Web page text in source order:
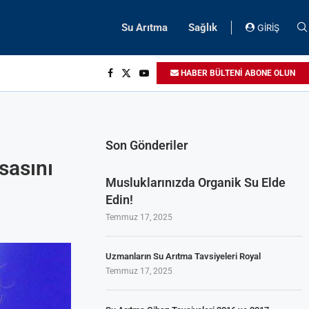
Su Arıtma Sağlık GİRİŞ
HABER BÜLTENİ ABONE OLUN
Son Gönderiler
Musluklarınızda Organik Su Elde
Edin!
Temmuz 17, 2025
Uzmanların Su Arıtma Tavsiyeleri Royal
Temmuz 17, 2025